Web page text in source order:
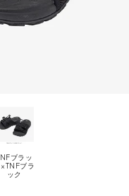
ブラッ
×TNFブラ
ック